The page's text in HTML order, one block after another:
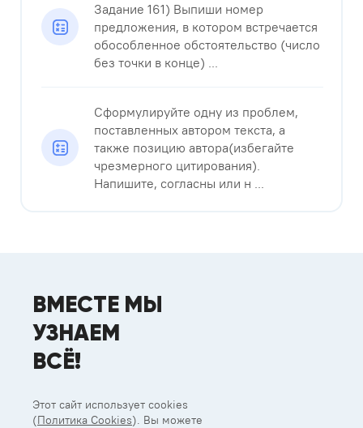
Задание 161) Выпиши номер
предложения, в котором встречается
обособленное обстоятельство (число
без точки в конце) ...
Сформулируйте одну из проблем,
поставленных автором текста, а
также позицию автора(избегайте
чрезмерного цитирования).
Напишите, согласны или н ...
ВМЕСТЕ МЫ
УЗНАЕМ
ВСЁ!
Этот сайт использует cookies
(Политика Cookies). Вы можете